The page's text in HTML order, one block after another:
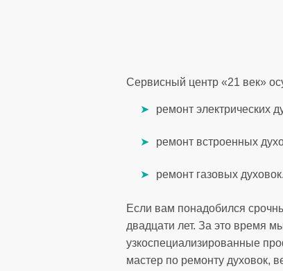
Сервисный центр «21 век»
ремонт электрических
ремонт встроенных
ремонт газовых духовок.
Если вам понадобился
двадцати лет. За это время
узкоспециализированные
мастер по ремонту духовок,